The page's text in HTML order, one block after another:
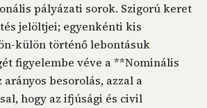
pályázati sorok. Szigorú keret
jelöltjei; egyenkénti kis
külön történő lebontásuk
figyelembe véve a **Nominális
besorolás, azzal a
hogy az ifjúsági és civil